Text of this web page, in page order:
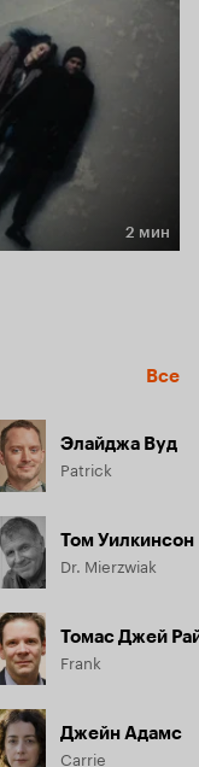
2 мин
Все
Элайджа Вуд
Patrick
Том Уилкинсон
Dr. Mierzwiak
Томас Джей
Frank
Джейн Адамс
Carrie